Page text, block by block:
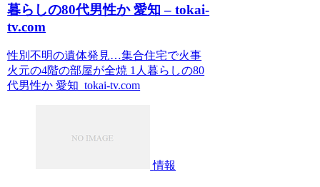
暮らしの80代男性か 愛知 – tokai-
tv.com
性別不明の遺体発見…集合住宅で火事
火元の4階の部屋が全焼 1人暮らしの80
代男性か 愛知 tokai-tv.com
情報